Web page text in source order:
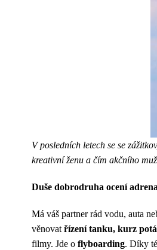
V posledních letech se se
kreativní ženu a čím akčního
Duše dobrodruha ocení
Má váš partner rád vodu, auta
věnovat řízení tanku, kurz
filmy. Jde o flyboarding. Díky